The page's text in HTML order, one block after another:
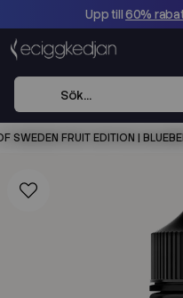
Upp till60%
SWEDEN FRUIT EDITION |